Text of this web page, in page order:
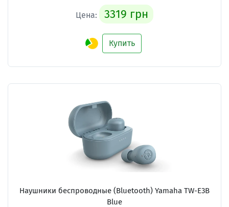
Цена: 3319 грн
Купить
Наушники беспроводные (Bluetooth) Yamaha TW-E3B
Blue